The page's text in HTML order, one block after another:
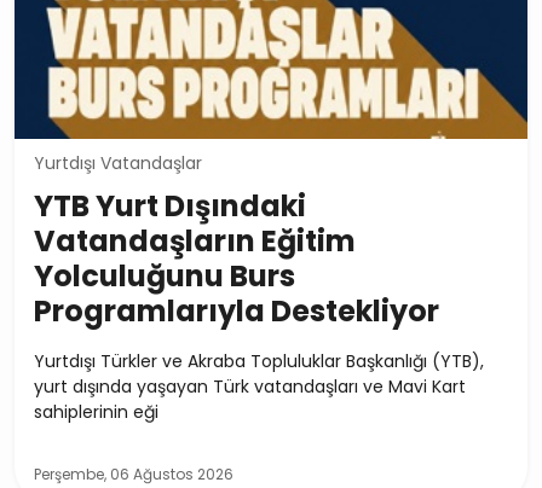
Yurtdışı Vatandaşlar
YTB Yurt Dışındaki
Vatandaşların Eğitim
Yolculuğunu Burs
Programlarıyla Destekliyor
Yurtdışı Türkler ve Akraba Topluluklar Başkanlığı (YTB),
yurt dışında yaşayan Türk vatandaşları ve Mavi Kart
sahiplerinin eği
Perşembe, 06 Ağustos 2026